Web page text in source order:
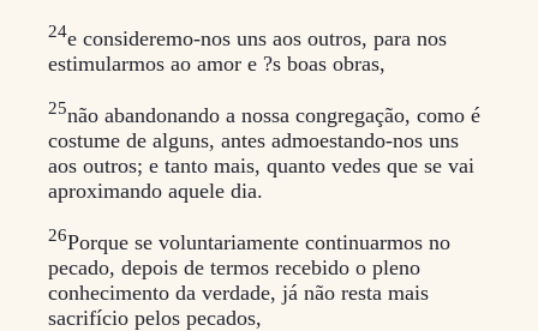
24e consideremo-nos uns aos outros, para nos
estimularmos ao amor e ?s boas obras,
25não abandonando a nossa congregação, como é
costume de alguns, antes admoestando-nos uns
aos outros; e tanto mais, quanto vedes que se vai
aproximando aquele dia.
26Porque se voluntariamente continuarmos no
pecado, depois de termos recebido o pleno
conhecimento da verdade, já não resta mais
sacrifício pelos pecados,